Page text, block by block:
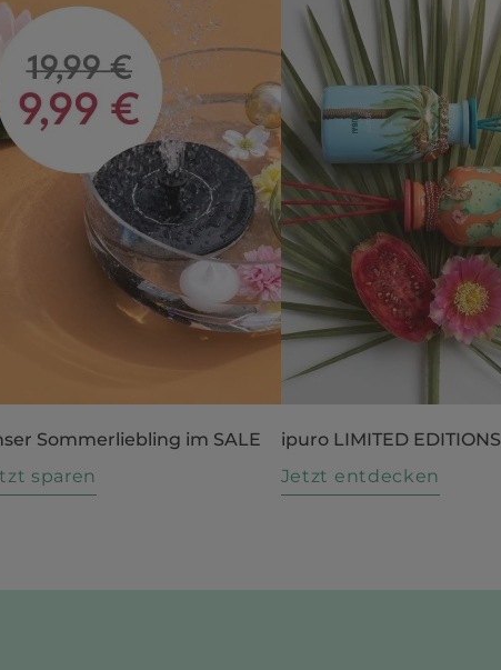
Sommerliebling im SALE
sparen
ipuro LIMITED EDITIONS
Jetzt entdecken